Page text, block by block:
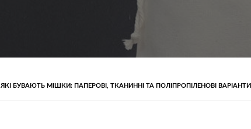
ЯКІ БУВАЮТЬ МІШКИ: ПАПЕРОВІ, ТКАНИННІ ТА ПОЛІПРОПІЛЕНОВІ ВАРІАНТИ